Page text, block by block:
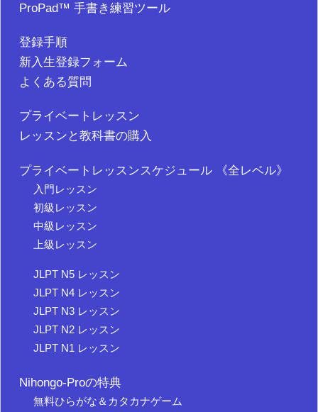
ProPad™ 手書き練習ツール
登録手順
新入生登録フォーム
よくある質問
プライベートレッスン
レッスンと教科書の購入
プライベートレッスンスケジュール 《全レベル》
入門レッスン
初級レッスン
中級レッスン
上級レッスン
JLPT N5 レッスン
JLPT N4 レッスン
JLPT N3 レッスン
JLPT N2 レッスン
JLPT N1 レッスン
Nihongo-Proの特典
無料ひらがな＆カタカナゲーム